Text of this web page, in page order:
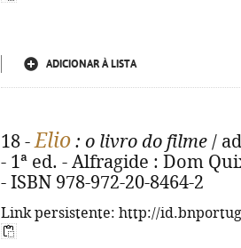
ADICIONAR À LISTA
18 -Elio : o livro do filme /
- 1ª ed. - Alfragide : Dom
- ISBN 978-972-20-8464-2
Link persistente: http://